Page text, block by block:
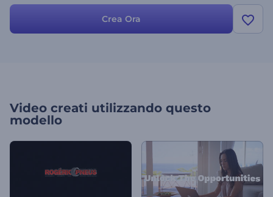
Crea Ora
Video creati utilizzando questo
modello